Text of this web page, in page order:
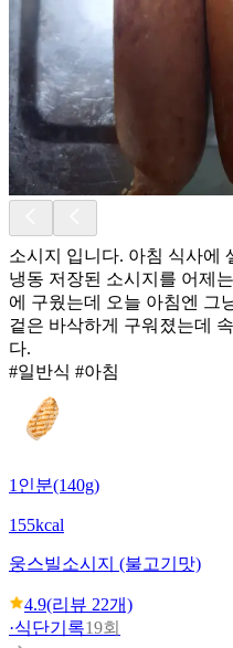
소시지 입니다. 아침 식사에
냉동 저장된 소시지를 어제
에 구웠는데 오늘 아침엔 그
겉은 바삭하게 구워졌는데
다.
#일반식 #아침
1인분(140g)
155kcal
웅스빌소시지 (불고기맛)
4.9(리뷰 22개)
·식단기록19회